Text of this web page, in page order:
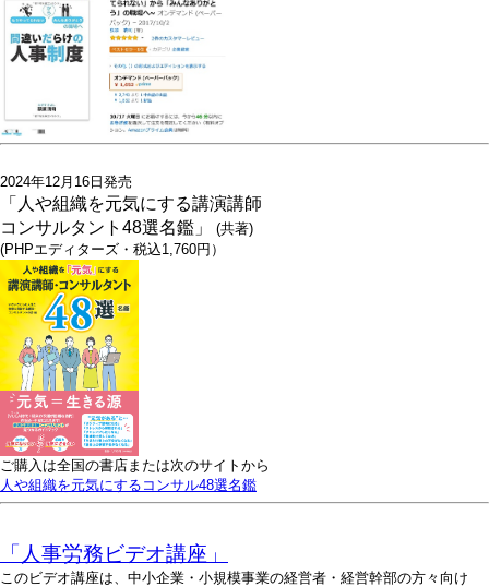
2024年12月16日発売
「人や組織を元気にする講演講師
コンサルタント48選名鑑」 (共著)
(PHPエディターズ・税込1,760円）
ご購入は全国の書店または次のサイトから
人や組織を元気にするコンサル48選名鑑
「人事労務ビデオ講座」
このビデオ講座は、中小企業・小規模事業の経営者・経営幹部の方々向け